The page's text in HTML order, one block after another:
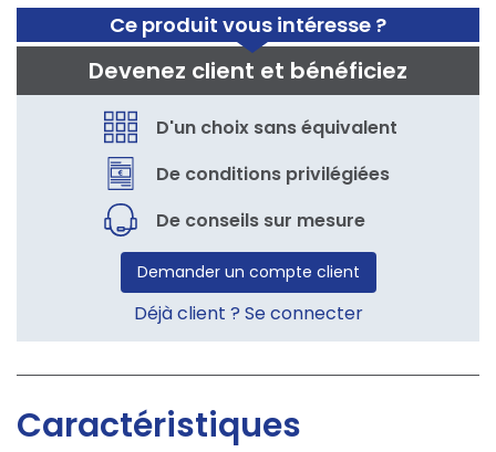
Ce produit vous intéresse ?
Devenez client et bénéficiez
D'un choix sans équivalent
De conditions privilégiées
De conseils sur mesure
Demander un compte client
Déjà client ? Se connecter
Caractéristiques